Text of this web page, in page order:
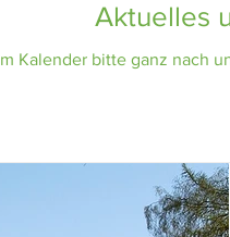
Aktuelles
Kalender bitte ganz nach